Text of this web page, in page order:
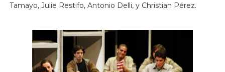
Tamayo, Julie Restifo, Antonio Delli, y Christian Pérez.